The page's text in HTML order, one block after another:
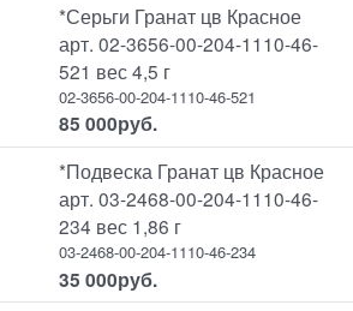
*Серьги Гранат цв Красное
арт. 02-3656-00-204-1110-46-
521 вес 4,5 г
02-3656-00-204-1110-46-521
85 000руб.
*Подвеска Гранат цв Красное
арт. 03-2468-00-204-1110-46-
234 вес 1,86 г
03-2468-00-204-1110-46-234
35 000руб.